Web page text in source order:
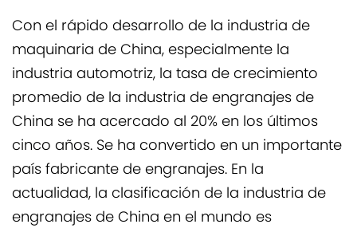
Con el rápido desarrollo de la industria de
maquinaria de China, especialmente la
industria automotriz, la tasa de crecimiento
promedio de la industria de engranajes de
China se ha acercado al 20% en los últimos
cinco años. Se ha convertido en un importante
país fabricante de engranajes. En la
actualidad, la clasificación de la industria de
engranajes de China en el mundo es